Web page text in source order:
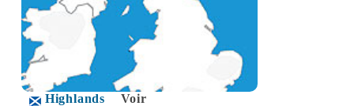
Highlands Voir